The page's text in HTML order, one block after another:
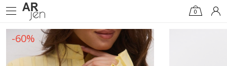
0
-60%